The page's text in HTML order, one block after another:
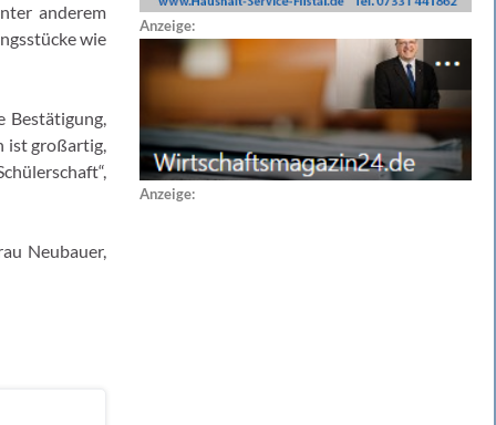
anderem
wie
Bestätigung,
ist großartig,
“,
Neubauer,
Anzeige:
Anzeige: